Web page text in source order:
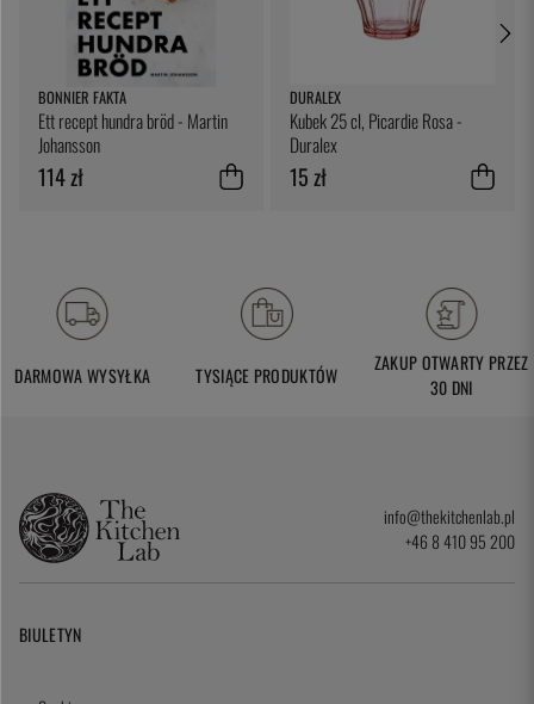
BONNIER FAKTA
Ett recept hundra bröd - Martin
Johansson
114 zł
DURALEX
Kubek 25 cl, Picardie Rosa -
Duralex
15 zł
DARMOWA WYSYŁKA TYSIĄCE PRODUKTÓW
ZAKUP OTWARTY PRZEZ
30 DNI
info@thekitchenlab.pl
+46 8 410 95 200
BIULETYN